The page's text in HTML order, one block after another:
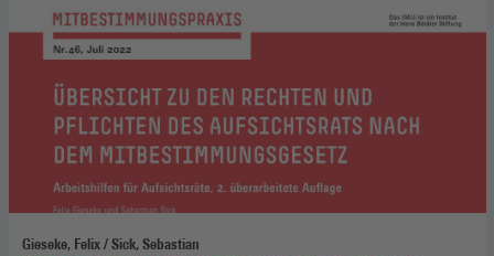
Gieseke, Felix / Sick, Sebastian